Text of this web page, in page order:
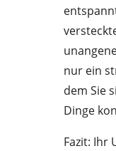
nur ein
dem Sie
Dinge
Fazit: Ihr